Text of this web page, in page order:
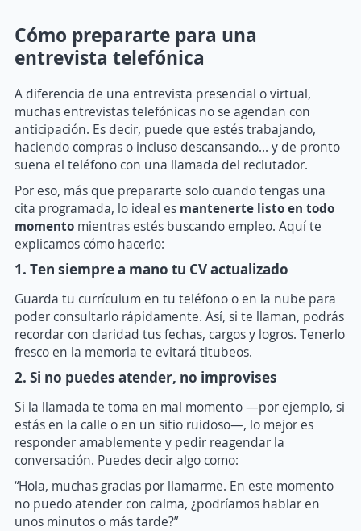
Cómo prepararte para una
entrevista telefónica
A diferencia de una entrevista presencial o virtual,
muchas entrevistas telefónicas no se agendan con
anticipación. Es decir, puede que estés trabajando,
haciendo compras o incluso descansando… y de pronto
suena el teléfono con una llamada del reclutador.
Por eso, más que prepararte solo cuando tengas una
cita programada, lo ideal es mantenerte listo en todo
momento mientras estés buscando empleo. Aquí te
explicamos cómo hacerlo:
1. Ten siempre a mano tu CV actualizado
Guarda tu currículum en tu teléfono o en la nube para
poder consultarlo rápidamente. Así, si te llaman, podrás
recordar con claridad tus fechas, cargos y logros. Tenerlo
fresco en la memoria te evitará titubeos.
2. Si no puedes atender, no improvises
Si la llamada te toma en mal momento —por ejemplo, si
estás en la calle o en un sitio ruidoso—, lo mejor es
responder amablemente y pedir reagendar la
conversación. Puedes decir algo como:
“Hola, muchas gracias por llamarme. En este momento
no puedo atender con calma, ¿podríamos hablar en
unos minutos o más tarde?”